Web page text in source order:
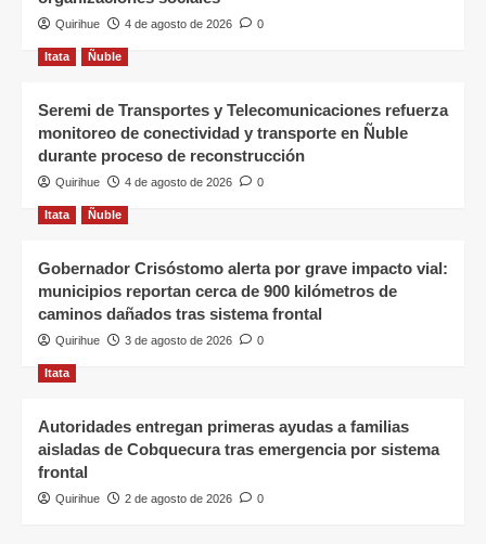
Quirihue 4 de agosto de 2026 0
Itata Ñuble
Seremi de Transportes y Telecomunicaciones refuerza
monitoreo de conectividad y transporte en Ñuble
durante proceso de reconstrucción
Quirihue 4 de agosto de 2026 0
Itata Ñuble
Gobernador Crisóstomo alerta por grave impacto vial:
municipios reportan cerca de 900 kilómetros de
caminos dañados tras sistema frontal
Quirihue 3 de agosto de 2026 0
Itata
Autoridades entregan primeras ayudas a familias
aisladas de Cobquecura tras emergencia por sistema
frontal
Quirihue 2 de agosto de 2026 0